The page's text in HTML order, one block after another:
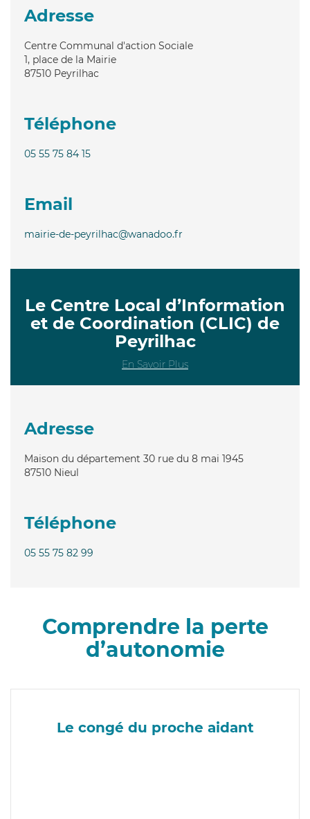
Adresse
Centre Communal d'action Sociale
1, place de la Mairie
87510 Peyrilhac
Téléphone
05 55 75 84 15
Email
mairie-de-peyrilhac@wanadoo.fr
Le Centre Local d’Information
et de Coordination (CLIC) de
Peyrilhac
En Savoir Plus
Adresse
Maison du département 30 rue du 8 mai 1945
87510 Nieul
Téléphone
05 55 75 82 99
Comprendre la perte
d’autonomie
Le congé du proche aidant